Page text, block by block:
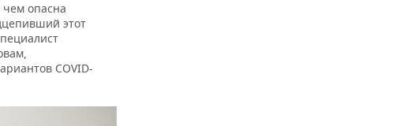
чем опасна
этот
COVID-